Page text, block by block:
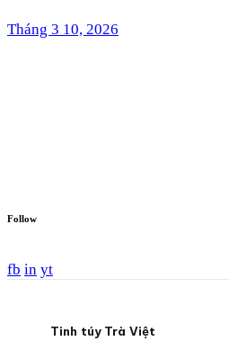
Tháng 3 10, 2026
Follow
fb in yt
Tinh túy Trà Việt